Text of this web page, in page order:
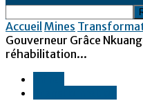
Accueil Mines
Gouverneur Grâce
réhabilitation...